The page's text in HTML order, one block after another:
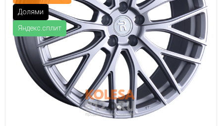
Долями
Яндекс.сплит